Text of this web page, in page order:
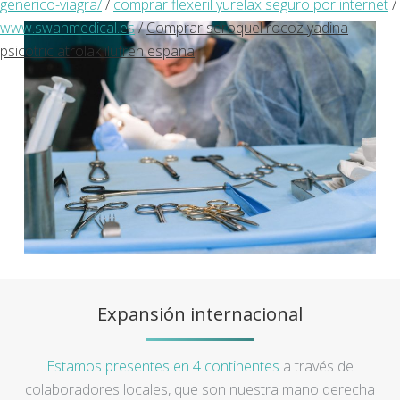
generico-viagra// comprar flexeril yurelax seguro por internet/
www.swanmedical.es/Comprar seroquel rocoz yadina
psicotric atrolak ilufren espana
Expansión internacional
Estamos presentes en 4 continentes a través de
colaboradores locales, que son nuestra mano derecha